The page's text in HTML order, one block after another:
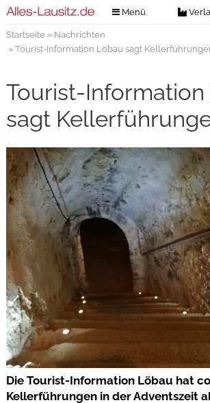
Menü
Verlag
Kontakt
Veranstaltungstickets
Anzeigenannahme
Anzeigensuche
Digitale Ausgaben
Startseite» Nachrichten
» Tourist-Information Löbau sagt
Tourist-Information
sagt
Die Tourist-Information Löbau hat
Kellerführungen in der Adventszeit